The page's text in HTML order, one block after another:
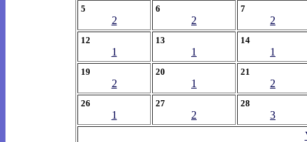
5
2
6
2
7
2
12
1
13
1
14
1
19
2
20
1
21
2
26
1
27
2
28
3